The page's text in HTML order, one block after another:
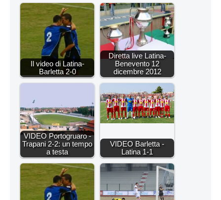
Il video di Latina-
Barletta 2-0
Diretta live Latina-
Benevento 12
dicembre 2012
VIDEO Portogruaro -
Trapani 2-2: un tempo
a testa
VIDEO Barletta -
Latina 1-1